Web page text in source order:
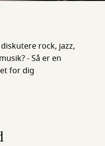
rock, jazz,
- Så er en
for dig